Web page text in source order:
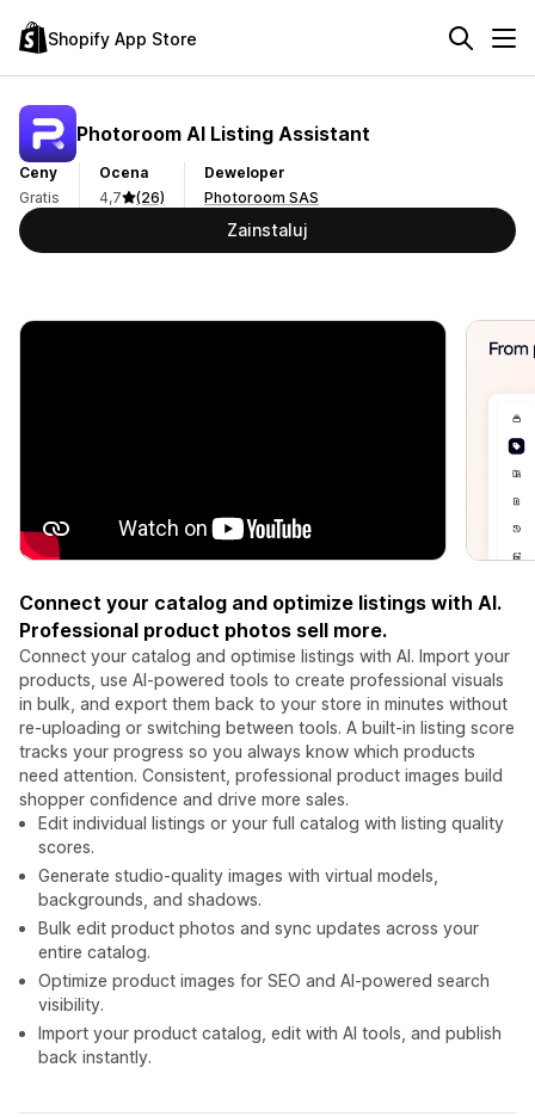
Shopify App Store
Photoroom AI Listing Assistant
Ceny
Gratis
Ocena
4,7
(26)
Deweloper
Photoroom SAS
Zainstaluj
Connect your catalog and optimize listings with AI.
Professional product photos sell more.
Connect your catalog and optimise listings with AI. Import your
products, use AI-powered tools to create professional visuals
in bulk, and export them back to your store in minutes without
re-uploading or switching between tools. A built-in listing score
tracks your progress so you always know which products
need attention. Consistent, professional product images build
shopper confidence and drive more sales.
Edit individual listings or your full catalog with listing quality
scores.
Generate studio-quality images with virtual models,
backgrounds, and shadows.
Bulk edit product photos and sync updates across your
entire catalog.
Optimize product images for SEO and AI-powered search
visibility.
Import your product catalog, edit with AI tools, and publish
back instantly.